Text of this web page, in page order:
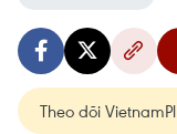
Theo dõi